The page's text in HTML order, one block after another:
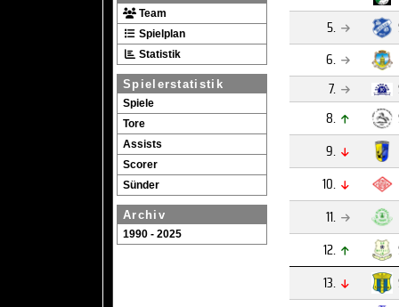
Team
Spielplan
Statistik
Spielerstatistik
Spiele
Tore
Assists
Scorer
Sünder
Archiv
1990 - 2025
5.
6.
7.
8.
9.
10.
11.
12.
13.